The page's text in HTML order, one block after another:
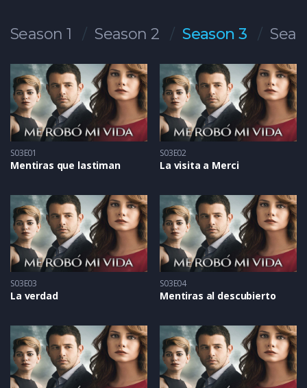
Season 1 Season 2 Season 3
S03E01
Mentiras que lastiman
S03E02
La visita a Merci
S03E03
La verdad
S03E04
Mentiras al descubierto